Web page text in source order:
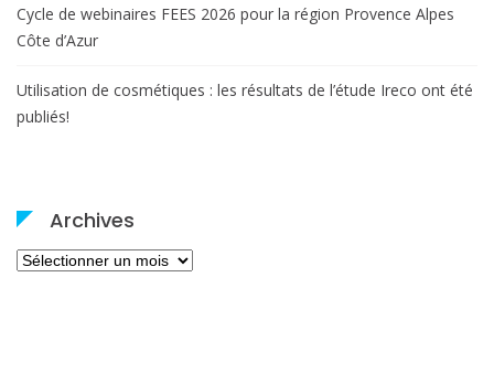
Cycle de webinaires FEES 2026 pour la région Provence Alpes
Côte d’Azur
Utilisation de cosmétiques : les résultats de l’étude Ireco ont été
publiés!
Archives
Archives